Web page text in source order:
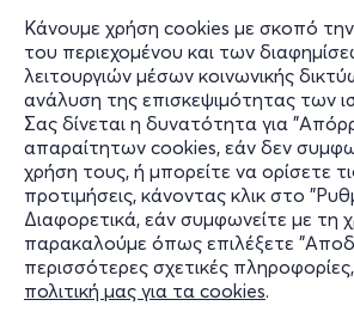
Κάνουμε χρήση cookies με σκοπό
του περιεχομένου και των
λειτουργιών μέσων κοινωνικής
ανάλυση της επισκεψιμότητας των
Σας δίνεται η δυνατότητα για
απαραίτητων cookies, εάν δεν
χρήση τους, ή μπορείτε να ορίσετε
προτιμήσεις, κάνοντας κλικ στο
Διαφορετικά, εάν συμφωνείτε με τη
παρακαλούμε όπως επιλέξετε
περισσότερες σχετικές
πολιτική μας για τα cookies.
πρωτοποριακούς και ιδιαίτερους
Ελλάδας, επιστρέφει για τέταρτη
παράσταση ενάντια στον
καθημερινότητας. Μια παράσταση
γενιές που βρίσκονται μόνιμα σε
συμμετάσχει ποτέ σε κανέναν. Μια
σε κάθε τι που φαντάζει ως
προσωπικό και κοινωνικό επίπεδο.
Πληροφορίες
Υποστήριξη
Stay Connected